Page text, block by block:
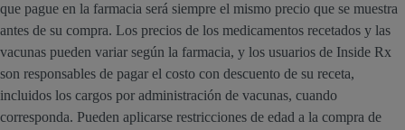
que pague en la farmacia será siempre el mismo precio que se muestra
antes de su compra. Los precios de los medicamentos recetados y las
vacunas pueden variar según la farmacia, y los usuarios de Inside Rx
son responsables de pagar el costo con descuento de su receta,
incluidos los cargos por administración de vacunas, cuando
corresponda. Pueden aplicarse restricciones de edad a la compra de